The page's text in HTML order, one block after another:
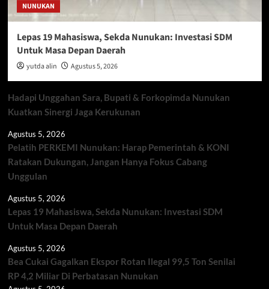
NUNUKAN
Lepas 19 Mahasiswa, Sekda Nunukan: Investasi SDM
Untuk Masa Depan Daerah
yutda alin Agustus 5, 2026
Hadapi Unggahan Sara, Bupati & Forkopimda Nunukan
Kuatkan Sinergi Jaga Kerukunan
Agustus 5, 2026
Pelatih PERKEMI Nunukan: Harap Pemerintah & KONI
Ratakan Dukungan, Jangan Hanya Fokus Cabang
Unggulan
Agustus 5, 2026
Lepas 19 Mahasiswa, Sekda Nunukan: Investasi SDM
Untuk Masa Depan Daerah
Agustus 5, 2026
Bea Cukai Gagalkan Ekspor Rotan Ilegal 99,5 Ton Senilai
RP 4,2 Miliar Di Perbatasan Nunukan